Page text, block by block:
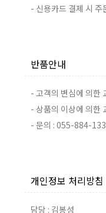
- 신용카드 결제 시 주
반품안내
- 고객의 변심에 의한
- 상품의 이상에 의한
- 문의 : 055-884-
개인정보 처리방침
담당 : 김봉성